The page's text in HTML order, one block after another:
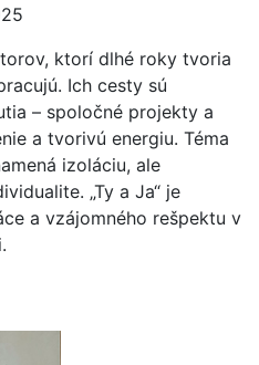
ktorí dlhé roky tvoria
Ich cesty sú
– spoločné projekty a
a tvorivú energiu. Téma
izoláciu, ale
„Ty a Ja“ je
a vzájomného rešpektu v